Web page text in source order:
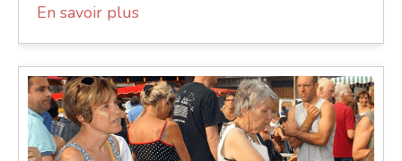
En savoir plus